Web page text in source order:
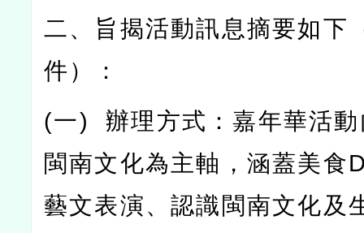
二、旨揭活動訊息摘要如下
件）：
(一)辦理方式：嘉年華活
閩南文化為主軸，涵蓋美食
藝文表演、認識閩南文化及